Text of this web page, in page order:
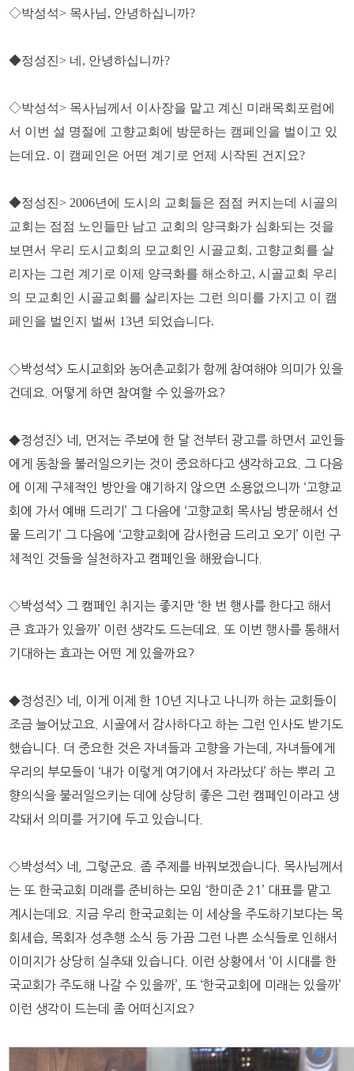
◇박성석> 목사님, 안녕하십니까?
◆정성진> 네 , 안녕하십니까?
◇박성석> 목사님께서 이사장을 맡고 계신 미래목회포럼에
서 이번 설 명절에 고향교회에 방문하는 캠페인을 벌이고 있
는데요. 이 캠페인은 어떤 계기로 언제 시작된 건지요?
◆정성진> 2006년에 도시의 교회들은 점점 커지는데 시골의
교회는 점점 노인들만 남고 교회의 양극화가 심화되는 것을
보면서 우리 도시교회의 모교회인 시골교회 , 고향교회를 살
리자는 그런 계기로 이제 양극화를 해소하고,시골교회 우리
의 모교회인 시골교회를 살리자는 그런 의미를 가지고 이 캠
페인을 벌인지 벌써 13년 되었습니다.
◇박성석> 도시교회와 농어촌교회가 함께 참여해야 의미가 있을
건데요. 어떻게 하면 참여할 수 있을까요?
◆정성진> 네, 먼저는 주보에 한 달 전부터 광고를 하면서 교인들
에게 동참을 불러일으키는 것이 중요하다고 생각하고요. 그 다음
에 이제 구체적인 방안을 얘기하지 않으면 소용없으니까 ‘고향교
회에 가서 예배 드리기’ 그 다음에 ‘고향교회 목사님 방문해서 선
물 드리기’ 그 다음에 ‘고향교회에 감사헌금 드리고 오기’ 이런 구
체적인 것들을 실천하자고 캠페인을 해왔습니다.
◇박성석> 그 캠페인 취지는 좋지만 ‘한 번 행사를 한다고 해서
큰 효과가 있을까’ 이런 생각도 드는데요. 또 이번 행사를 통해서
기대하는 효과는 어떤 게 있을까요?
◆정성진> 네, 이게 이제 한 10년 지나고 나니까 하는 교회들이
조금 늘어났고요. 시골에서 감사하다고 하는 그런 인사도 받기도
했습니다. 더 중요한 것은 자녀들과 고향을 가는데, 자녀들에게
우리의 부모들이 ‘내가 이렇게 여기에서 자라났다’ 하는 뿌리 고
향의식을 불러일으키는 데에 상당히 좋은 그런 캠페인이라고 생
각돼서 의미를 거기에 두고 있습니다.
◇박성석> 네, 그렇군요. 좀 주제를 바꿔보겠습니다. 목사님께서
는 또 한국교회 미래를 준비하는 모임 ‘한미준 21’ 대표를 맡고
계시는데요. 지금 우리 한국교회는 이 세상을 주도하기보다는 목
회세습, 목회자 성추행 소식 등 가끔 그런 나쁜 소식들로 인해서
이미지가 상당히 실추돼 있습니다. 이런 상황에서 ‘이 시대를 한
국교회가 주도해 나갈 수 있을까’, 또 ‘한국교회에 미래는 있을까’
이런 생각이 드는데 좀 어떠신지요?